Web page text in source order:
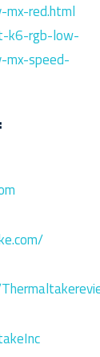
mx-red.html
k6-rgb-low-
mx-speed-